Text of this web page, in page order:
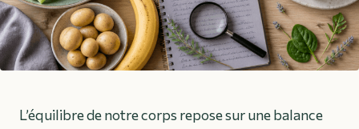
L’équilibre de notre corps repose sur une balance